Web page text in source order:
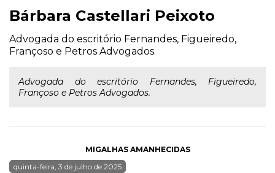
Bárbara Castellari Peixoto
Advogada do escritório Fernandes, Figueiredo,
Françoso e Petros Advogados.
Advogada do escritório Fernandes, Figueiredo,
Françoso e Petros Advogados.
MIGALHAS AMANHECIDAS
quinta-feira, 3 de julho de 2025